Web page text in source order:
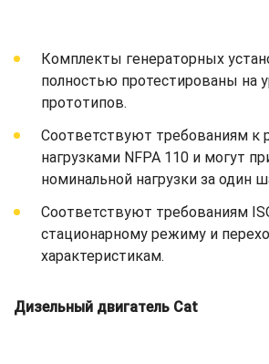
Комплекты генераторных
полностью протестированы на
прототипов.
Соответствуют требованиям к
нагрузками NFPA 110 и могут
номинальной нагрузки за один
Соответствуют требованиям
стационарному режиму и
характеристикам.
Дизельный двигатель Cat